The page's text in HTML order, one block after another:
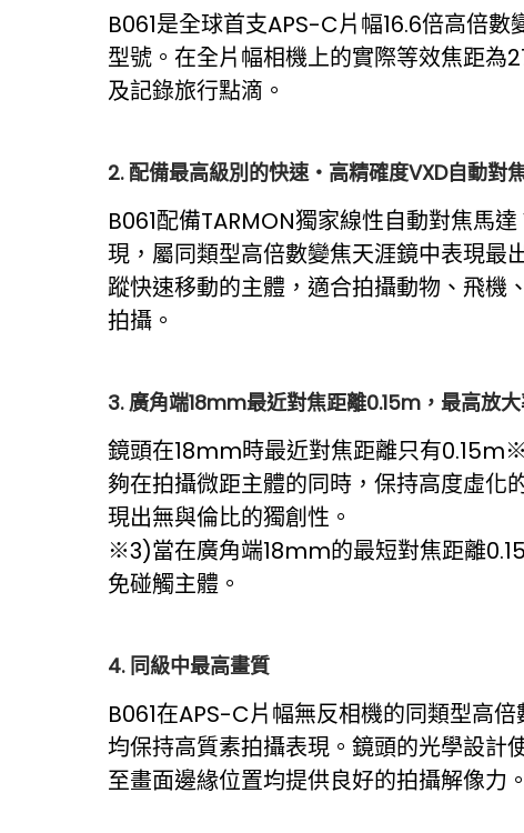
B061是全球首支APS-C片幅16.6倍高倍
型號。在全片幅相機上的實際等效焦距
及記錄旅行點滴。
2. 配備最⾼級別的快速・⾼精確度VXD自動對
B061配備TARMON獨家線性自動對焦
現，屬同類型高倍數變焦天涯鏡中表現最
蹤快速移動的主體，適合拍攝動物、飛機
拍攝。
3. 廣⾓端18mm最近對焦距離0.15m，最⾼放⼤
鏡頭在18mm時最近對焦距離只有0.15m
夠在拍攝微距主體的同時，保持高度虛化
現出無與倫比的獨創性。
※3)當在廣角端18mm的最短對焦距離
免碰觸主體。
4. 同級中最⾼畫質
B061在APS-C片幅無反相機的同類型高
均保持高質素拍攝表現。鏡頭的光學設計
至畫面邊緣位置均提供良好的拍攝解像力。